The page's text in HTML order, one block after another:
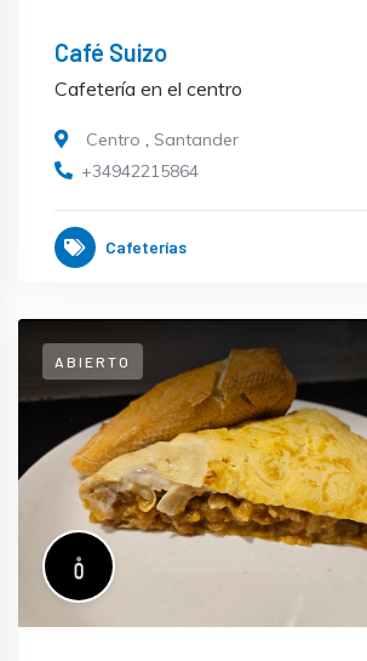
Café Suizo
Cafetería en el centro
Centro
Santander
+34942215864
Cafeterías
ABIERTO